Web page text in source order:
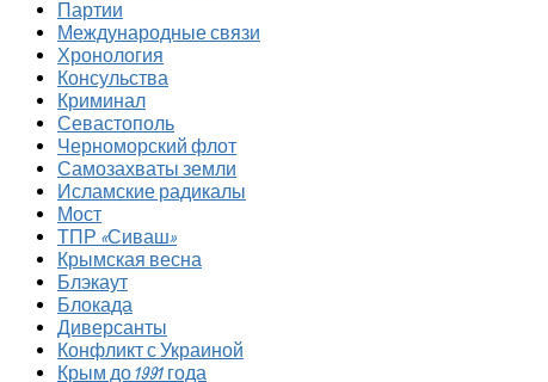
Партии
Международные связи
Хронология
Консульства
Криминал
Севастополь
Черноморский флот
Самозахваты земли
Исламские радикалы
Мост
ТПР «Сиваш»
Крымская весна
Блэкаут
Блокада
Диверсанты
Конфликт с Украиной
Крым до 1991 года